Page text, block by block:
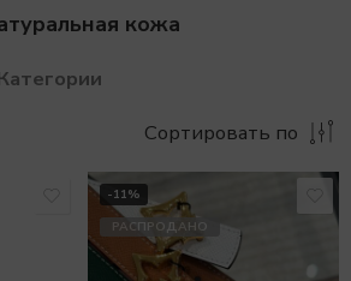
кожа
Сортировать по
-11%
РАСПРОДАНО